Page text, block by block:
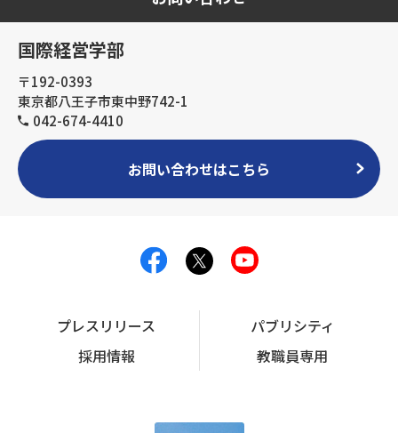
国際経営学部
〒192-0393
東京都八王子市東中野742-1
042-674-4410
お問い合わせはこちら
プレスリリース
パブリシティ
採用情報
教職員専用